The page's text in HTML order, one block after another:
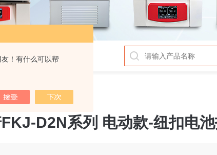
！有什么可以帮
拆/封口机
D2N系列 电动款-纽扣电